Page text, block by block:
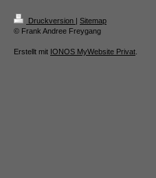
Druckversion | Sitemap
© Frank Andree Freygang
Erstellt mit IONOS MyWebsite Privat